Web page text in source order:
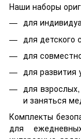
Наши наборы
для
для детского
для
для развития
для
и заняться
Комплекты
для